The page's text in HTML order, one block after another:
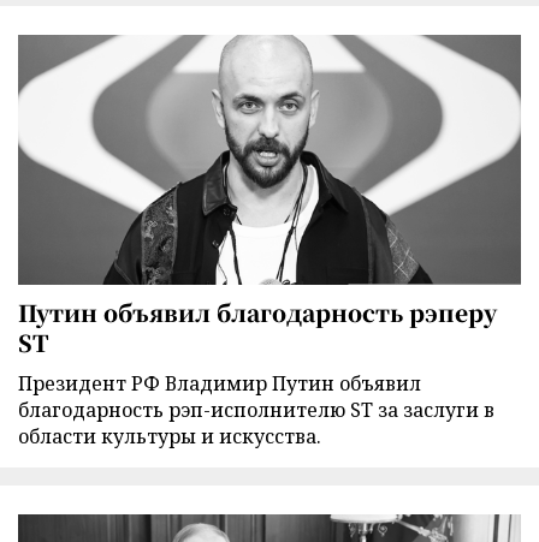
Путин объявил благодарность рэперу
ST
Президент РФ Владимир Путин объявил
благодарность рэп-исполнителю ST за заслуги в
области культуры и искусства.